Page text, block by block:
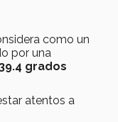
como un
por una
39.4 grados
atentos a